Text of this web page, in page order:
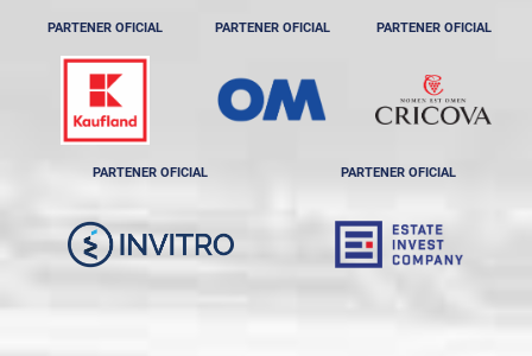
PARTENER OFICIAL PARTENER OFICIAL PARTENER OFICIAL
PARTENER OFICIAL PARTENER OFICIAL